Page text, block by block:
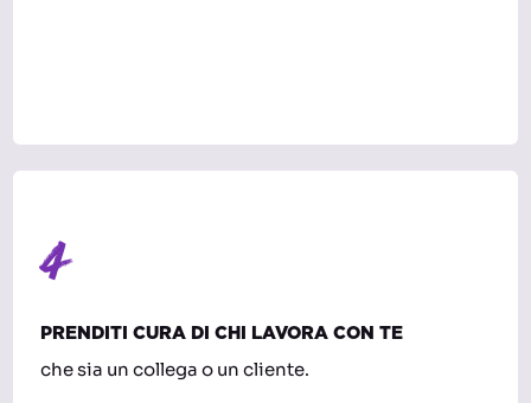
4
PRENDITI CURA DI CHI LAVORA CON TE
che sia un collega o un cliente.